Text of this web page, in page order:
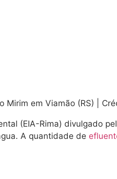
em Viamão (RS) |
(EIA-Rima) divulgado
A quantidade de